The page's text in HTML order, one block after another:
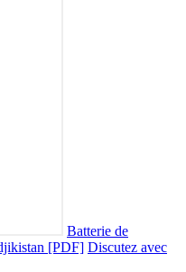
Batterie de
[PDF] Discutez avec